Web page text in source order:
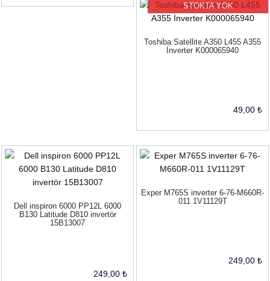
STOKTA YOK
Toshiba Satellite A350 L455 A355
İnverter K000065940
49,00 ₺
Dell inspiron 6000 PP12L 6000
B130 Latitude D810 invertör
15B13007
249,00 ₺
Exper M765S inverter 6-76-M660R-
011 1V11129T
249,00 ₺